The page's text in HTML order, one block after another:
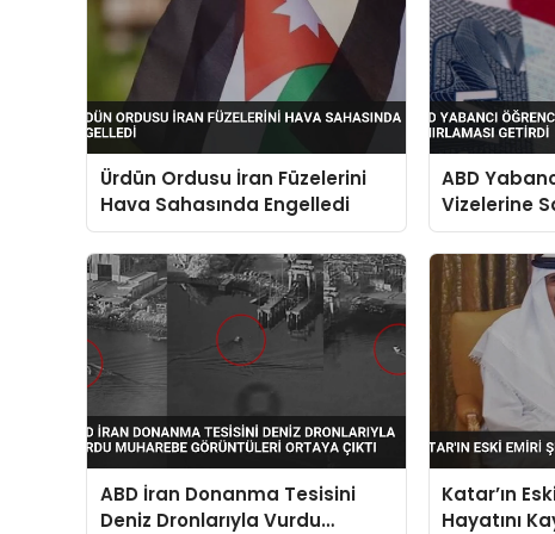
Ürdün Ordusu İran Füzelerini
Hava Sahasında Engelledi
ABD
Vizelerine
ABD İran Donanma Tesisini
Deniz Dronlarıyla Vurdu
Katar’ın
Hayatını